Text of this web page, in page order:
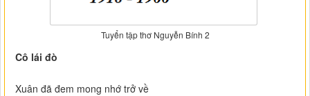
Tuyển tập thơ Nguyễn Bính 2
Cô lái đò
Xuân đã đem mong nhớ trở về